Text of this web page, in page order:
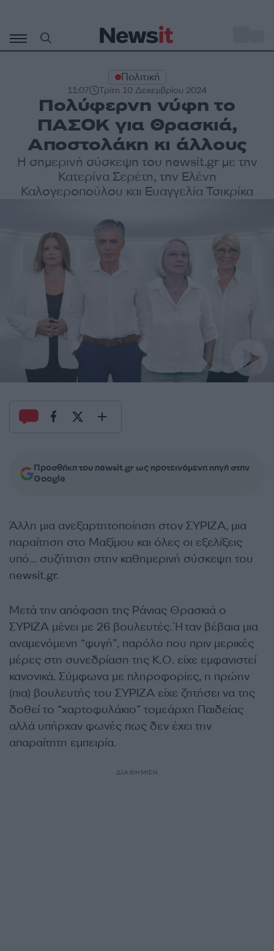
περιεχόμενο
Πολιτική
11:07 Τρίτη 10 Δεκεμβρίου 2024
Πολύφερνη νύφη το
ΠΑΣΟΚ για Θρασκιά,
Αποστολάκη κι άλλους
Η σημερινή σύσκεψη του newsit.gr με την
Κατερίνα Σερέτη, την Ελένη
Καλογεροπούλου και Ευαγγελία Τσικρίκα
Προσθήκη του newsit.gr ως προτεινόμενη πηγή στην
Google
Άλλη μια ανεξαρτητοποίηση στον ΣΥΡΙΖΑ, μια
παραίτηση στο Μαξίμου και όλες οι εξελίξεις
υπό… συζήτηση στην καθημερινή σύσκεψη του
newsit.gr.
Μετά την απόφαση της Ράνιας Θρασκιά ο
ΣΥΡΙΖΑ μένει με 26 βουλευτές. Ήταν βέβαια μια
αναμενόμενη “φυγή”, παρόλο που πριν μερικές
μέρες στη συνεδρίαση της Κ.Ο. είχε εμφανιστεί
κανονικά. Σύμφωνα με πληροφορίες, η πρώην
(πια) βουλευτής του ΣΥΡΙΖΑ είχε ζητήσει να της
δοθεί το “χαρτοφυλάκιο” τομεάρχη Παιδείας
αλλά υπήρχαν φωνές πως δεν έχει την
απαραίτητη εμπειρία.
ΔΙΑΦΗΜΙΣΗ